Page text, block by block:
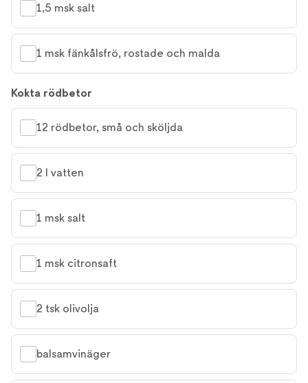
1,5 msk salt
1 msk fänkålsfrö, rostade och malda
Kokta rödbetor
12 rödbetor, små och sköljda
2 l vatten
1 msk salt
1 msk citronsaft
2 tsk olivolja
balsamvinäger